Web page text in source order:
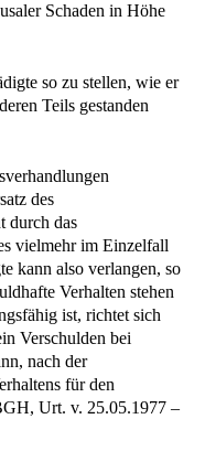
Schaden in Höhe
so zu stellen, wie er
Teils gestanden
des
durch das
vielmehr im Einzelfall
kann also verlangen, so
Verhalten stehen
ist, richtet sich
Verschulden bei
nach der
für den
Urt. v. 25.05.1977 –